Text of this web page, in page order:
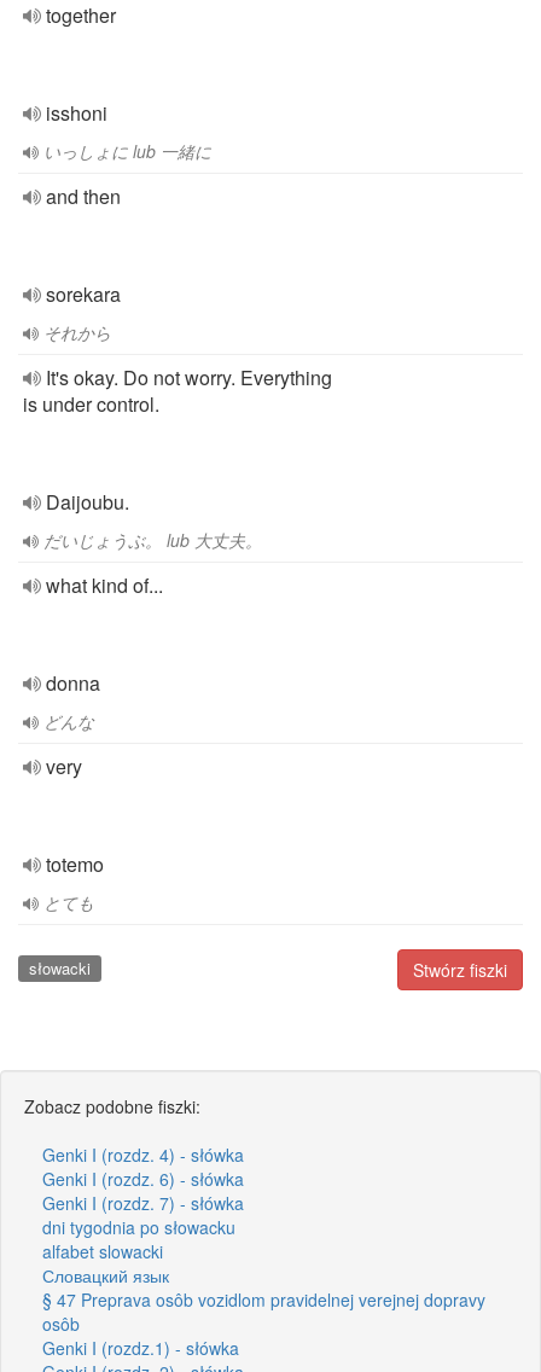
together
isshoni
いっしょに lub 一緒に
and then
sorekara
それから
It's okay. Do not worry. Everything
is under control.
Daijoubu.
だいじょうぶ。 lub 大丈夫。
what kind of...
donna
どんな
very
totemo
とても
Stwórz fiszki
słowacki
Zobacz podobne fiszki:
Genki I (rozdz. 4) - słówka
Genki I (rozdz. 6) - słówka
Genki I (rozdz. 7) - słówka
dni tygodnia po słowacku
alfabet slowacki
Словацкий язык
§ 47 Preprava osôb vozidlom pravidelnej verejnej dopravy
osôb
Genki I (rozdz.1) - słówka